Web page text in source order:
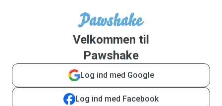
Velkommen til
Pawshake
Log ind med Google
Log ind med Facebook